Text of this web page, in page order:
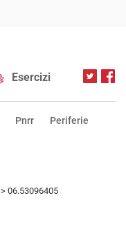
Esercizi
Pnrr Periferie
> 06.53096405